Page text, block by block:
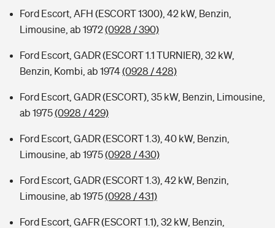
Ford Escort, AFH (ESCORT 1300), 42 kW, Benzin,
Limousine, ab 1972(0928 / 390)
Ford Escort, GADR (ESCORT 1.1 TURNIER), 32 kW,
Benzin, Kombi, ab 1974(0928 / 428)
Ford Escort, GADR (ESCORT), 35 kW, Benzin, Limousine,
ab 1975(0928 / 429)
Ford Escort, GADR (ESCORT 1.3), 40 kW, Benzin,
Limousine, ab 1975(0928 / 430)
Ford Escort, GADR (ESCORT 1.3), 42 kW, Benzin,
Limousine, ab 1975(0928 / 431)
Ford Escort, GAFR (ESCORT 1.1), 32 kW, Benzin,